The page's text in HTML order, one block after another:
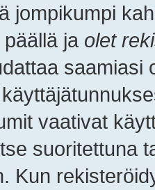
jompikumpi
ja olet
saamiasi
vaativat
suoritettuna
Kun